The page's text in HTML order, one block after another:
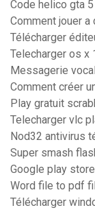
Code helico gta
Comment jouer
Télécharger
Telecharger os x
Messagerie
Comment créer
Play gratuit
Telecharger vlc
Nod32 antivirus
Super smash
Google play
Word file to pdf
Télécharger